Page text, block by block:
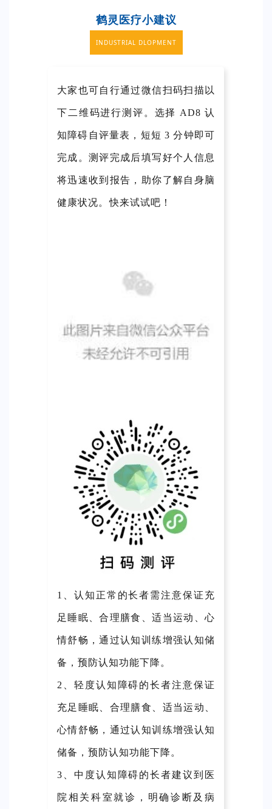
鹤灵医疗小建议
INDUSTRIAL DLOPMENT
大家也可自行通过微信扫码扫描以
下二维码进行测评。选择 AD8 认
知障碍自评量表，短短 3 分钟即可
完成。测评完成后填写好个人信息
将迅速收到报告，助你了解自身脑
健康状况。快来试试吧！
1、认知正常的长者需注意保证充
足睡眠、合理膳食、适当运动、心
情舒畅，通过认知训练增强认知储
备，预防认知功能下降。
2、轻度认知障碍的长者注意保证
充足睡眠、合理膳食、适当运动、
心情舒畅，通过认知训练增强认知
储备，预防认知功能下降。
3、中度认知障碍的长者建议到医
院相关科室就诊，明确诊断及病